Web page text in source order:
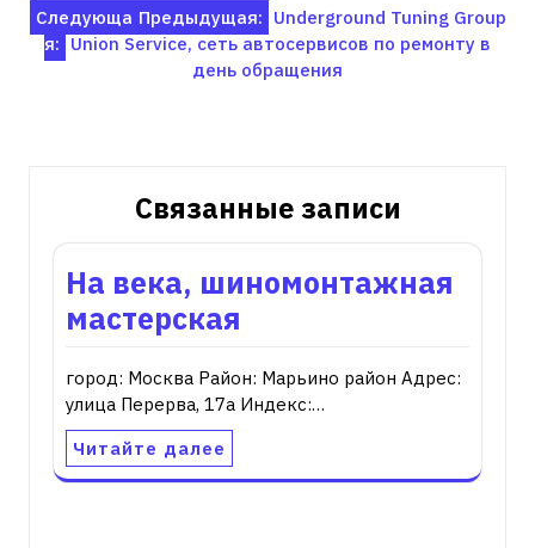
Навигация
по
Предыдущая: Underground Tuning Group
Следующа
я: Union Service, сеть автосервисов по ремонту в
день обращения
Связанные записи
На века, шиномонтажная
мастерская
город: Москва Район: Марьино район Адрес:
улица Перерва, 17а Индекс:…
Читайте далее